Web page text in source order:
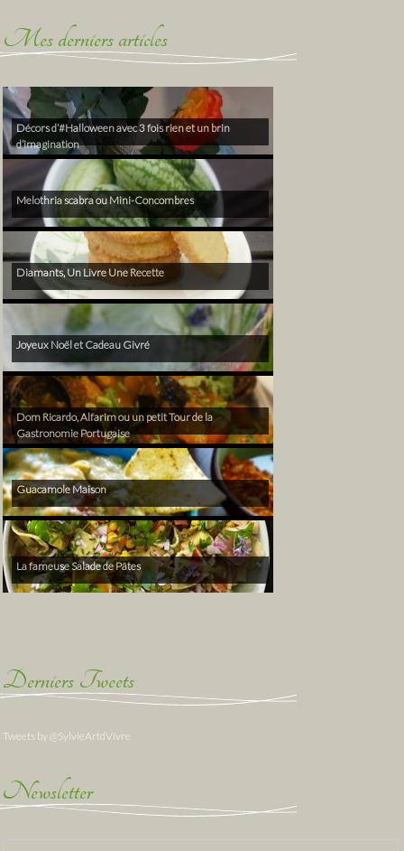
Mes derniers articles
Décors d’#Halloween avec 3 fois rien et un brin
d’imagination
Melothria scabra ou Mini-Concombres
Diamants, Un Livre Une Recette
Joyeux Noël et Cadeau Givré
Dom Ricardo, Alfarim ou un petit Tour de la
Gastronomie Portugaise
Guacamole Maison
La fameuse Salade de Pâtes
Derniers Tweets
Tweets by @SylvieArtdVivre
Newsletter